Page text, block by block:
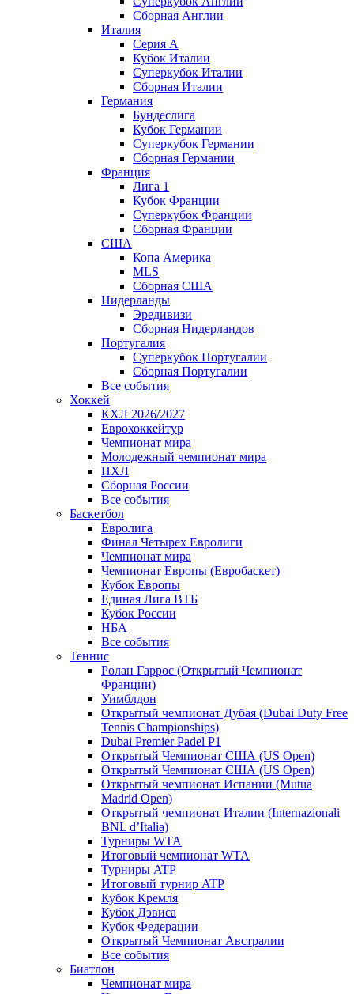
Сборная Англии
Италия
Серия А
Кубок Италии
Суперкубок Италии
Сборная Италии
Германия
Бундеслига
Кубок Германии
Суперкубок Германии
Сборная Германии
Франция
Лига 1
Кубок Франции
Суперкубок Франции
Сборная Франции
США
Копа Америка
MLS
Сборная США
Нидерланды
Эредивизи
Сборная Нидерландов
Португалия
Суперкубок Португалии
Сборная Португалии
Все события
Хоккей
КХЛ 2026/2027
Еврохоккейтур
Чемпионат мира
Молодежный чемпионат мира
НХЛ
Сборная России
Все события
Баскетбол
Евролига
Финал Четырех Евролиги
Чемпионат мира
Чемпионат Европы (Евробаскет)
Кубок Европы
Единая Лига ВТБ
Кубок России
НБА
Все события
Теннис
Ролан Гаррос (Открытый Чемпионат
Франции)
Уимблдон
Открытый чемпионат Дубая (Dubai Duty Free
Tennis Championships)
Dubai Premier Padel P1
Открытый Чемпионат США (US Open)
Открытый Чемпионат США (US Open)
Открытый чемпионат Испании (Mutua
Madrid Open)
Открытый чемпионат Италии (Internazionali
BNL d’Italia)
Турниры WTA
Итоговый чемпионат WTA
Турниры ATP
Итоговый турнир ATP
Кубок Кремля
Кубок Дэвиса
Кубок Федерации
Открытый Чемпионат Австралии
Все события
Биатлон
Чемпионат мира